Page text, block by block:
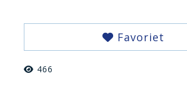
Favoriet
466